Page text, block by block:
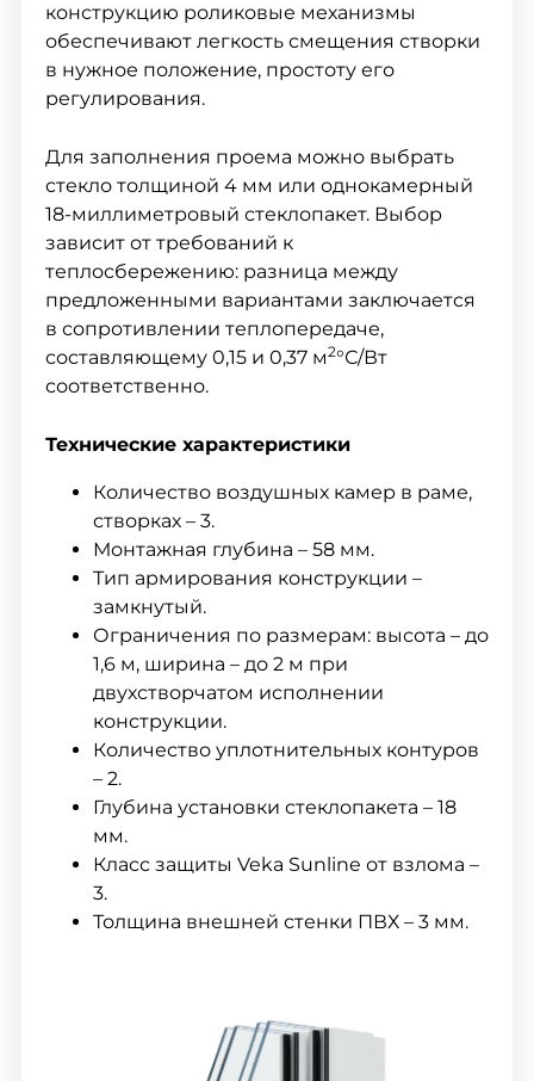
конструкцию роликовые механизмы
обеспечивают легкость смещения створки
в нужное положение, простоту его
регулирования.
Для заполнения проема можно выбрать
стекло толщиной 4 мм или однокамерный
18-миллиметровый стеклопакет. Выбор
зависит от требований к
теплосбережению: разница между
предложенными вариантами заключается
в сопротивлении теплопередаче,
составляющему 0,15 и 0,37 м2°С/Вт
соответственно.
Технические характеристики
Количество воздушных камер в раме,
створках – 3.
Монтажная глубина – 58 мм.
Тип армирования конструкции –
замкнутый.
Ограничения по размерам: высота – до
1,6 м, ширина – до 2 м при
двухстворчатом исполнении
конструкции.
Количество уплотнительных контуров
– 2.
Глубина установки стеклопакета – 18
мм.
Класс защиты Veka Sunline от взлома –
3.
Толщина внешней стенки ПВХ – 3 мм.